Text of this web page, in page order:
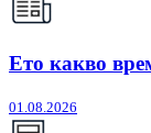
Ето какво
01.08.2026